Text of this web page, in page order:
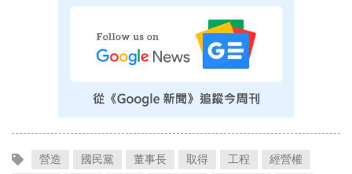
營造 國民黨 董事長 取得 工程
經營權